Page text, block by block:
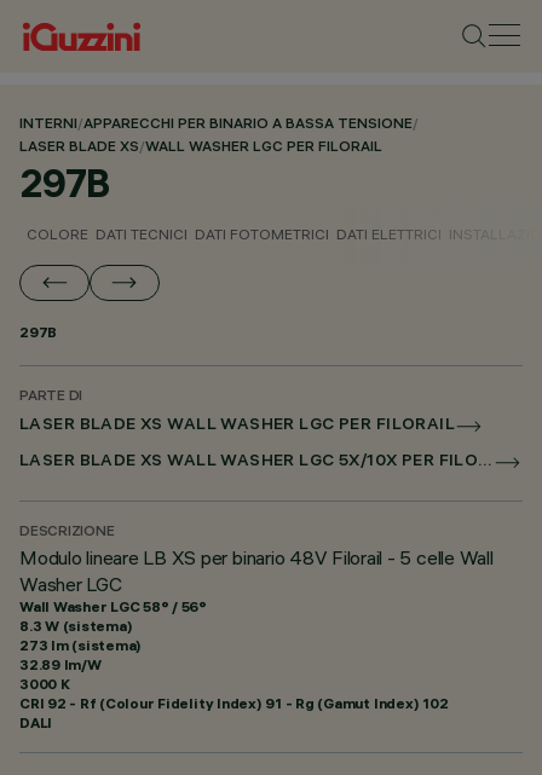
INTERNI/APPARECCHI PER BINARIO A BASSA TENSIONE/
LASER BLADE XS/WALL WASHER LGC PER FILORAIL
297B
COLORE DATI TECNICI DATI FOTOMETRICI DATI ELETTRICI
297B
PARTE DI
LASER BLADE XS WALL WASHER LGC PER FILORAIL
LASER BLADE XS WALL WASHER LGC 5X/10X PER FILORAIL DALI POWERLINE
DESCRIZIONE
Modulo lineare LB XS per binario 48V Filorail - 5 celle Wall
Washer LGC
Wall Washer LGC 58° / 56°
8.3 W (sistema)
273 lm (sistema)
32.89 lm/W
3000 K
CRI 92 - Rf (Colour Fidelity Index) 91 - Rg (Gamut Index) 102
DALI